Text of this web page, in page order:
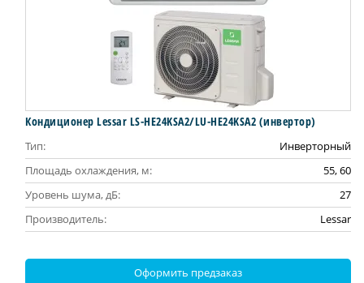
Кондиционер Lessar LS-HE24KSA2/LU-HE24KSA2 (инвертор)
Тип:
Инверторный
Площадь охлаждения, м:
55, 60
Уровень шума, дБ:
27
Производитель:
Lessar
Оформить предзаказ